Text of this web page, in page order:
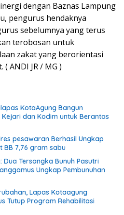
dengan Baznas Lampung
pengurus hendaknya
sebelumnya yang terus
terobosan untuk
zakat yang berorientasi
ANDI JR / MG )
KotaAgung Bangun
dan Kodim untuk Berantas
pesawaran Berhasil Ungkap
7,76 gram sabu
Tersangka Bunuh Pasutri
Ungkap Pembunuhan
Lapas Kotaagung
Tutup Program Rehabilitasi